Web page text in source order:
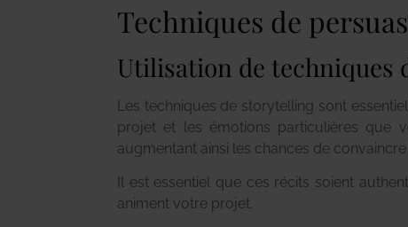
Techniques de
Utilisation de techniques
Les techniques de storytelling sont
projet et les émotions particulières que
augmentant ainsi les chances de convaincre
Il est essentiel que ces récits soient
animent votre projet.